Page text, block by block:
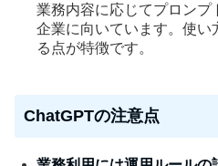
業務内容に応じてプロンプ
企業に向いています。使い
る点が特徴です。
ChatGPTの注意点